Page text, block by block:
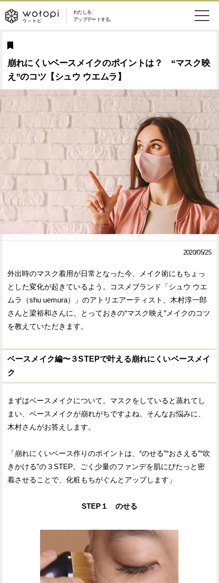
わたしを、
アップデートする。
wotopi
ウ
ー
ト
ピ
メ
ニ
ュ
ー
美容・コスメ 妊娠・出産
健康 ワークスタイル
ライフスタイル ファッション
ソーシャル SDGs
アイテム
検
索
ウートピとは？
Facebook
シ
ェ
ア
す
Twitter
シ
ア
崩れにくいベースメイクのポイントは？ “マスク映
え”のコツ【シュウ ウエムラ】
2020/05/25
外出時のマスク着用が日常となった今、メイク術にもちょっ
とした変化が起きているよう。コスメブランド「シュウ ウエ
ムラ（shu uemura）」のアトリエアーティスト、木村淳一郎
さんと梁裕和さんに、とっておきの“マスク映え”メイクのコツ
を教えていただきます。
ベースメイク編〜３STEPで叶える崩れにくいベースメイ
ク
まずはベースメイクについて。マスクをしていると蒸れてし
まい、ベースメイクが崩れがちですよね。そんなお悩みに、
木村さんがお答えします。
「崩れにくいベース作りのポイントは、“のせる”“おさえる”“吹
きかける”の３STEP。ごく少量のファンデを肌にぴたっと密
着させることで、化粧もちがぐんとアップします」
STEP１ のせる